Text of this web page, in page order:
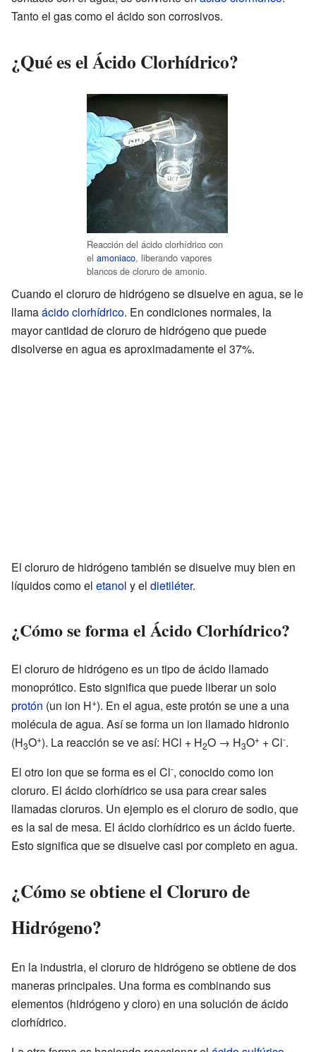
Tanto el gas como el ácido son corrosivos.
¿Qué es el Ácido Clorhídrico?
Reacción del ácido clorhídrico con
el amoniaco, liberando vapores
blancos de cloruro de amonio.
Cuando el cloruro de hidrógeno se disuelve en agua, se le
llamaácido clorhídrico. En condiciones normales, la
mayor cantidad de cloruro de hidrógeno que puede
disolverse en agua es aproximadamente el 37%.
El cloruro de hidrógeno también se disuelve muy bien en
líquidos como el etanol y el dietiléter.
¿Cómo se forma el Ácido Clorhídrico?
El cloruro de hidrógeno es un tipo de ácido llamado
monoprótico. Esto significa que puede liberar un solo
protón (un ion H+). En el agua, este protón se une a una
molécula de agua. Así se forma un ion llamado hidronio
(H3O+). La reacción se ve así: HCl + H2O → H3O+ + Cl-.
El otro ion que se forma es el Cl-, conocido como ion
cloruro. El ácido clorhídrico se usa para crear sales
llamadas cloruros. Un ejemplo es el cloruro de sodio, que
es la sal de mesa. El ácido clorhídrico es un ácido fuerte.
Esto significa que se disuelve casi por completo en agua.
¿Cómo se obtiene el Cloruro de
Hidrógeno?
En la industria, el cloruro de hidrógeno se obtiene de dos
maneras principales. Una forma es combinando sus
elementos (hidrógeno y cloro) en una solución de ácido
clorhídrico.